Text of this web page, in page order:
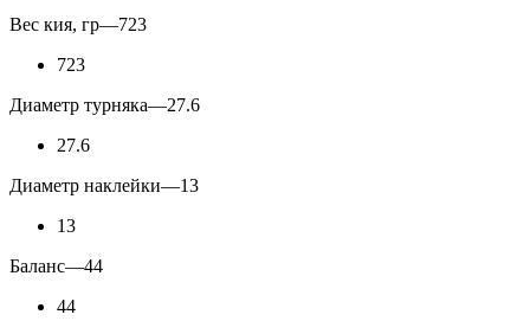
Вес кия, гр—723
723
Диаметр турняка—27.6
27.6
Диаметр наклейки—13
13
Баланс—44
44